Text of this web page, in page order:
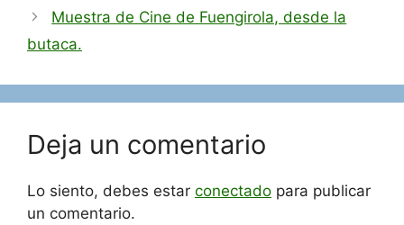
Muestra de Cine de Fuengirola, desde la
butaca.
Deja un comentario
Lo siento, debes estar conectado para publicar
un comentario.